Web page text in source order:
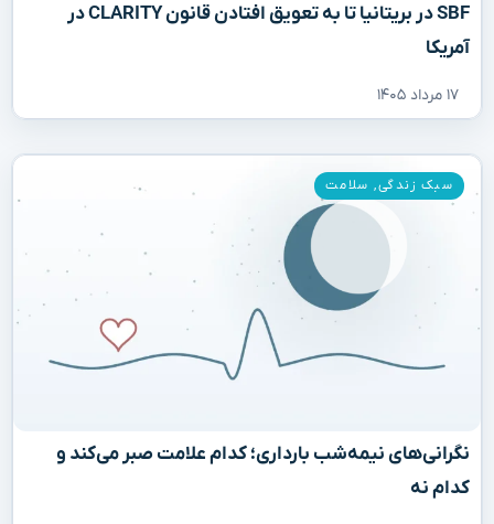
SBF در بریتانیا تا به تعویق افتادن قانون CLARITY در
آمریکا
۱۷ مرداد ۱۴۰۵
نگرانی‌های نیمه‌شب بارداری؛ کدام علامت صبر می‌کند و
کدام نه
سبک زندگی, سلامت